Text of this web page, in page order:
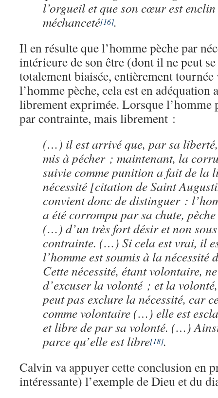
l’orgueil et que son cœur est
méchanceté[16].
Il en résulte que l’homme pèche par
intérieure de son être (dont il ne peut
totalement biaisée, entièrement
l’homme pèche, cela est en adéquation
librement exprimée. Lorsque l’homme
par contrainte, mais librement :
(…) il est arrivé que, par sa liberté,
mis à pécher ; maintenant, la
suivie comme punition a fait de la
nécessité [citation de Saint
convient donc de distinguer :
a été corrompu par sa chute,
(…) d’un très fort désir et non
contrainte. (…) Si cela est vrai, il
l’homme est soumis à la
Cette nécessité, étant volontaire,
d’excuser la volonté ; et la
peut pas exclure la nécessité, car
comme volontaire (…) elle est
et libre de par sa volonté. (…)
parce qu’elle est libre[18].
Calvin va appuyer cette conclusion en
intéressante) l’exemple de Dieu et du